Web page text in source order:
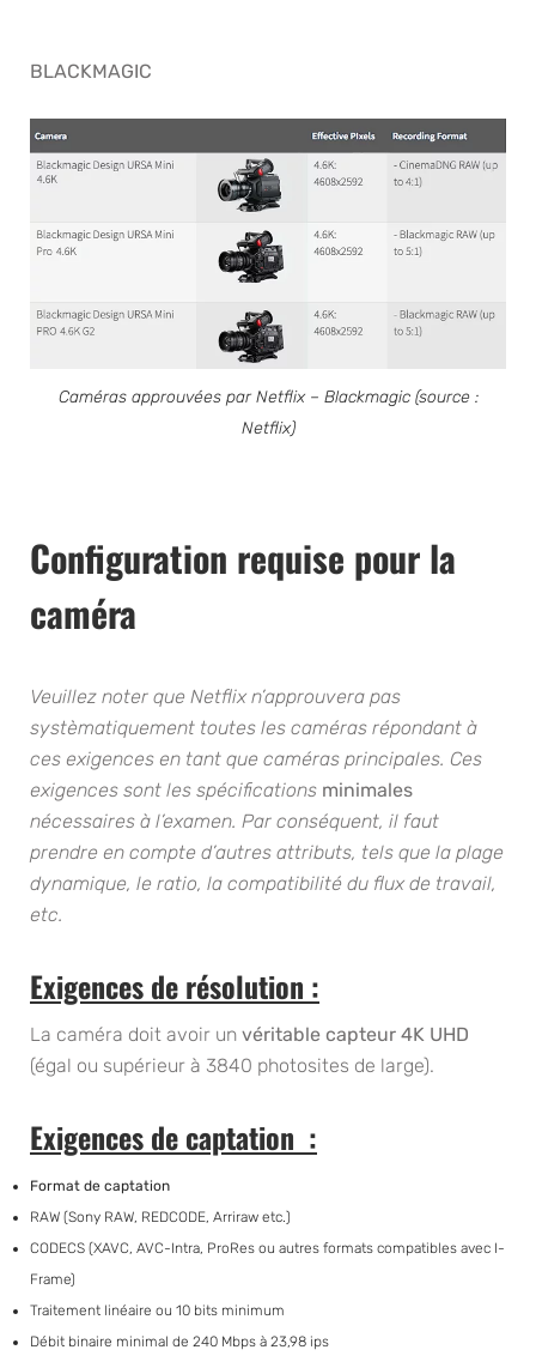
BLACKMAGIC
Caméras approuvées par Netflix – Blackmagic (source :
Netflix)
Configuration requise pour la
caméra
Veuillez noter que Netflix n’approuvera pas
systèmatiquement toutes les caméras répondant à
ces exigences en tant que caméras principales. Ces
exigences sont les spécifications minimales
nécessaires à l’examen. Par conséquent, il faut
prendre en compte d’autres attributs, tels que la plage
dynamique, le ratio, la compatibilité du flux de travail,
etc.
Exigences de résolution :
La caméra doit avoir un véritable capteur 4K UHD
(égal ou supérieur à 3840 photosites de large).
Exigences de captation :
Format de captation
RAW (Sony RAW, REDCODE, Arriraw etc.)
CODECS (XAVC, AVC-Intra, ProRes ou autres formats compatibles avec I-
Frame)
Traitement linéaire ou 10 bits minimum
Débit binaire minimal de 240 Mbps à 23,98 ips